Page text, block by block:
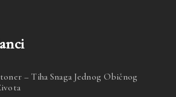
– Tiha Snaga Jednog Običnog